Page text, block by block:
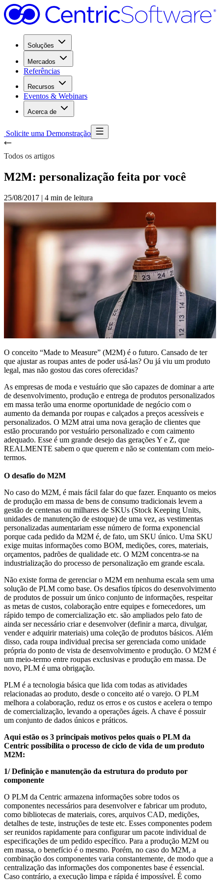
Soluções
Mercados
Referências
Recursos
Eventos & Webinars
Acerca de
Solicite uma Demonstração
Todos os artigos
M2M: personalização feita por você
25/08/2017 | 4 min de leitura
O conceito “Made to Measure” (M2M) é o futuro. Cansado de ter
que ajustar as roupas antes de poder usá-las? Ou já viu um produto
legal, mas não gostou das cores oferecidas?
As empresas de moda e vestuário que são capazes de dominar a arte
de desenvolvimento, produção e entrega de produtos personalizados
em massa terão uma enorme oportunidade de negócio com o
aumento da demanda por roupas e calçados a preços acessíveis e
personalizados. O M2M atrai uma nova geração de clientes que
estão procurando por vestuário personalizado e com caimento
adequado. Esse é um grande desejo das gerações Y e Z, que
REALMENTE sabem o que querem e não se contentam com meio-
termos.
O desafio do M2M
No caso do M2M, é mais fácil falar do que fazer. Enquanto os meios
de produção em massa de bens de consumo tradicionais levem a
gestão de centenas ou milhares de SKUs (Stock Keeping Units,
unidades de manutenção de estoque) de uma vez, as vestimentas
personalizadas aumentariam esse número de forma exponencial
porque cada pedido da M2M é, de fato, um SKU único. Uma SKU
exige muitas informações como BOM, medições, cores, materiais,
orçamentos, padrões de qualidade etc. O M2M concentra-se na
industrialização do processo de personalização em grande escala.
Não existe forma de gerenciar o M2M em nenhuma escala sem uma
solução de PLM como base. Os desafios típicos do desenvolvimento
de produtos de possuir um único conjunto de informações, respeitar
as metas de custos, colaboração entre equipes e fornecedores, um
rápido tempo de comercialização etc. são ampliados pelo fato de
ainda ser necessário criar e desenvolver (definir a marca, divulgar,
vender e adquirir materiais) uma coleção de produtos básicos. Além
disso, cada roupa individual precisa ser gerenciada como unidade
própria do ponto de vista de desenvolvimento e produção. O M2M é
um meio-termo entre roupas exclusivas e produção em massa. De
novo, PLM é uma obrigação.
PLM é a tecnologia básica que lida com todas as atividades
relacionadas ao produto, desde o conceito até o varejo. O PLM
melhora a colaboração, reduz os erros e os custos e acelera o tempo
de comercialização, levando a operações ágeis. A chave é possuir
um conjunto de dados únicos e práticos.
Aqui estão os 3 principais motivos pelos quais o PLM da
Centric possibilita o processo de ciclo de vida de um produto
M2M:
1/ Definição e manutenção da estrutura do produto por
componente
O PLM da Centric armazena informações sobre todos os
componentes necessários para desenvolver e fabricar um produto,
como bibliotecas de materiais, cores, arquivos CAD, medições,
detalhes de teste, instruções de teste etc. Esses componentes podem
ser reunidos rapidamente para configurar um pacote individual de
especificações de um pedido específico. Para a produção M2M ou
em massa, o benefício é o mesmo. Porém, no caso do M2M, a
combinação dos componentes varia constantemente, de modo que a
centralização das informações dos componentes base é essencial.
Caso contrário, a execução limpa e rápida é impossível. É como